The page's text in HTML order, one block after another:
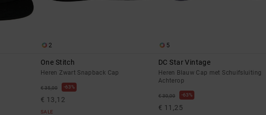
2
One Stitch
Heren Zwart Snapback Cap
€ 35,00 63%
€ 13,12
SALE
5
DC Star Vintage
Heren Blauw Cap met Schuifsluiting
Achterop
€ 30,00 63%
€ 11,25